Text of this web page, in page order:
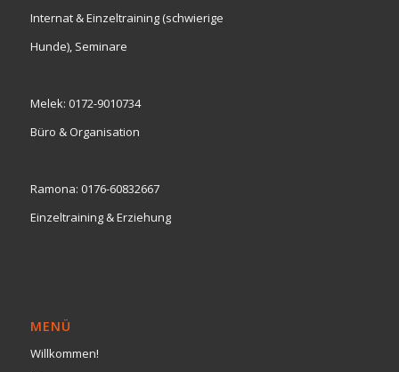
Internat & Einzeltraining (schwierige
Hunde), Seminare
Melek: 0172-9010734
Büro & Organisation
Ramona: 0176-60832667
Einzeltraining & Erziehung
MENÜ
Willkommen!